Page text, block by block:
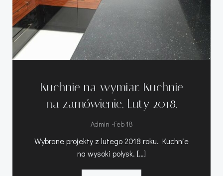
Kuchnie na wymiar. Kuchnie
na zamówienie. Luty 2018.
Admin -Feb 18
Wybrane projekty z lutego 2018 roku. Kuchnie
na wysoki połysk. […]